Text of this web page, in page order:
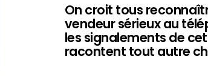
On croit tous
vendeur sérieux au
les signalements de
racontent tout autre